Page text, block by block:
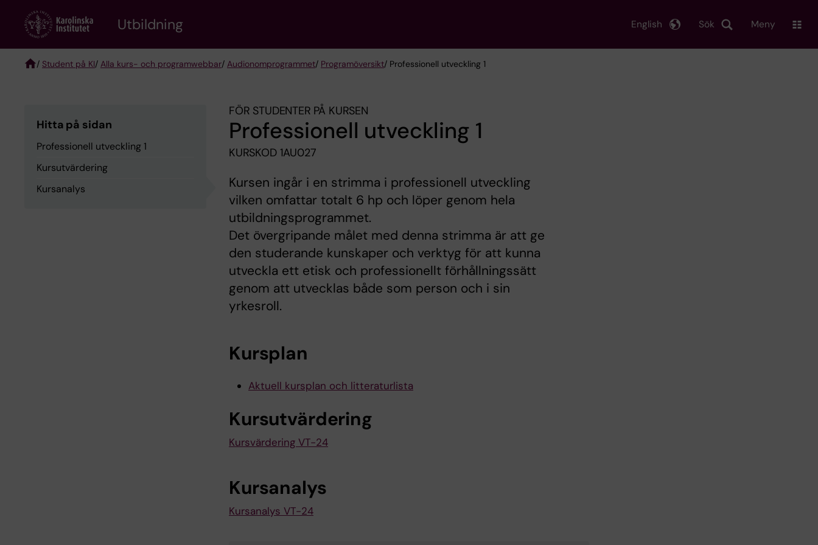
content
Utbildning Sök
English Meny
/ Student på KI/ Alla kurs- och programwebbar/ Audionomprogrammet/ Programöversikt/ Professionell utveckling 1
Hitta på sidan
Professionell utveckling 1
Kursutvärdering
Kursanalys
FÖR STUDENTER PÅ KURSEN
Professionell utveckling 1
KURSKOD 1AU027
Kursen ingår i en strimma i professionell utveckling
vilken omfattar totalt 6 hp och löper genom hela
utbildningsprogrammet.
Det övergripande målet med denna strimma är att ge
den studerande kunskaper och verktyg för att kunna
utveckla ett etisk och professionellt förhållningssätt
genom att utvecklas både som person och i sin
yrkesroll.
Kursplan
Aktuell kursplan och litteraturlista
Kursutvärdering
Kursvärdering VT-24
Kursanalys
Kursanalys VT-24